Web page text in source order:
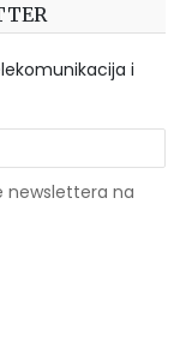
i
newslettera na